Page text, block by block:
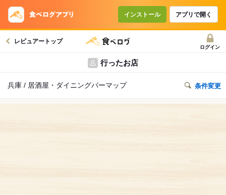
インストール アプリで開く
レビュアートップ
ログイン
行ったお店
兵庫 / 居酒屋・ダイニングバーマップ 条件変更